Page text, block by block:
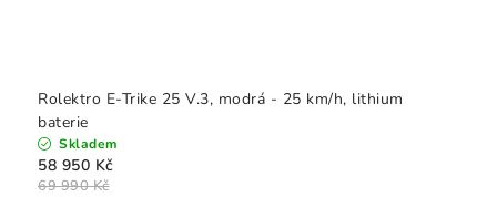
Rolektro E-Trike 25 V.3, modrá - 25 km/h, lithium
baterie
Skladem
58 950 Kč
69 990 Kč